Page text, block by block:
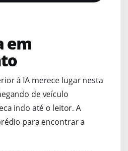
em
à IA merece lugar nesta
de veículo
indo até o leitor. A
para encontrar a